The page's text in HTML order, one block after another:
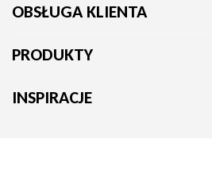
OBSŁUGA KLIENTA
PRODUKTY
INSPIRACJE